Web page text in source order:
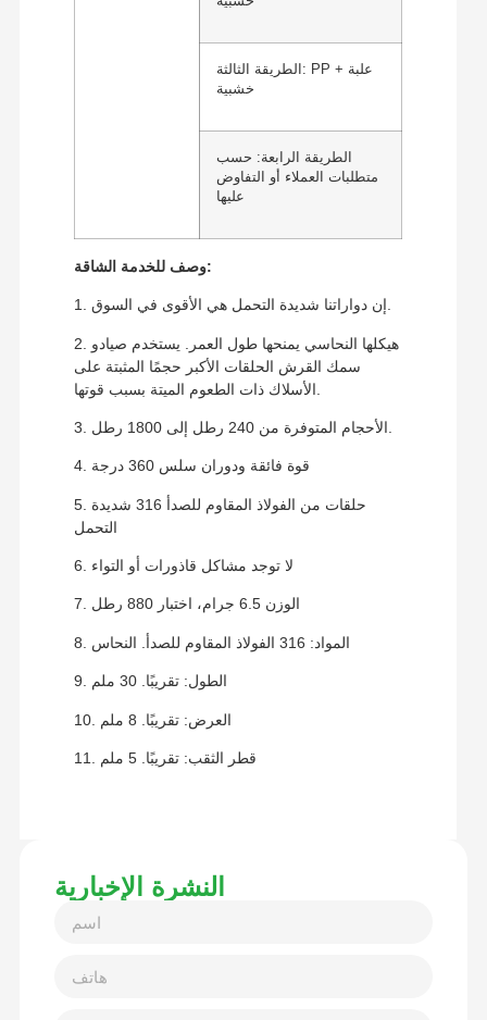
الطريقة الثالثة: PP + علبة
الطريقة الرابعة: حسب
متطلبات العملاء أو التفاوض
عليها
وصف للخدمة الشاقة:
2. هيكلها النحاسي يمنحها طول العمر. يستخدم صيادو
سمك القرش الحلقات الأكبر حجمًا المثبتة على
5. حلقات من الفولاذ المقاوم للصدأ 316 شديدة
النشرة الإخبارية